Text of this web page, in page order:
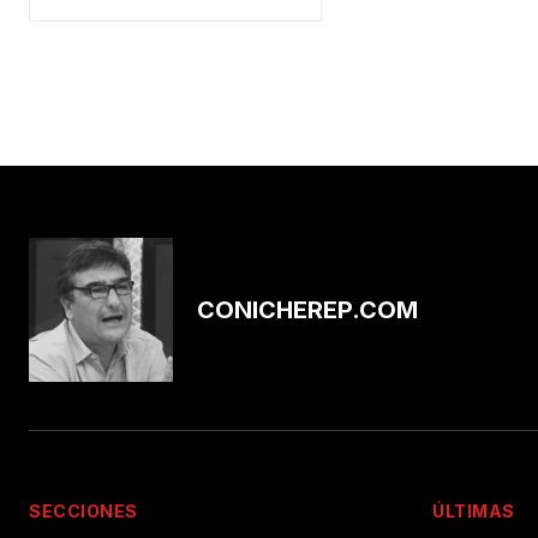
CONICHEREP.COM
SECCIONES ÚLTIMAS